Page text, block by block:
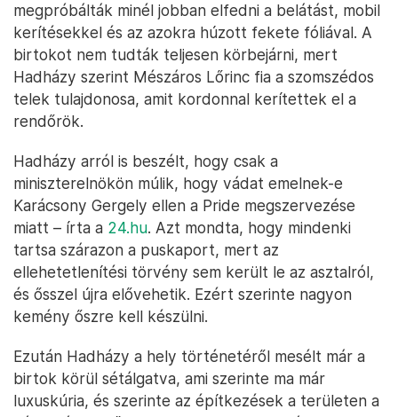
megpróbálták minél jobban elfedni a belátást, mobil
kerítésekkel és az azokra húzott fekete fóliával. A
birtokot nem tudták teljesen körbejárni, mert
Hadházy szerint Mészáros Lőrinc fia a szomszédos
telek tulajdonosa, amit kordonnal kerítettek el a
rendőrök.
Hadházy arról is beszélt, hogy csak a
miniszterelnökön múlik, hogy vádat emelnek-e
Karácsony Gergely ellen a Pride megszervezése
miatt – írta a 24.hu. Azt mondta, hogy mindenki
tartsa szárazon a puskaport, mert az
ellehetetlenítési törvény sem került le az asztalról,
és ősszel újra elővehetik. Ezért szerinte nagyon
kemény őszre kell készülni.
Ezután Hadházy a hely történetéről mesélt már a
birtok körül sétálgatva, ami szerinte ma már
luxuskúria, és szerinte az építkezések a területen a